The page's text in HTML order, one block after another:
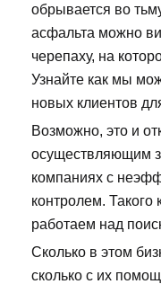
обрывается во
асфальта можно
черепаху, на
Узнайте как мы
новых клиентов
Возможно, это и
осуществляющим
компаниях с
контролем. Такого
работаем над
Сколько в этом
сколько с их